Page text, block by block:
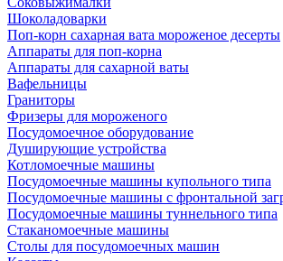
Шоколадоварки
Поп-корн сахарная вата мороженое десерты
Аппараты для поп-корна
Аппараты для сахарной ваты
Вафельницы
Граниторы
Фризеры для мороженого
Посудомоечное оборудование
Душирующие устройства
Котломоечные машины
Посудомоечные машины купольного типа
Посудомоечные машины с фронтальной
Посудомоечные машины туннельного типа
Стаканомоечные машины
Столы для посудомоечных машин